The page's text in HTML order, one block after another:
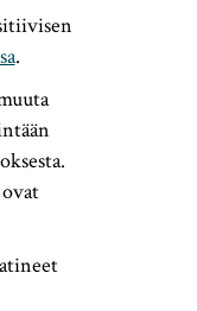
.